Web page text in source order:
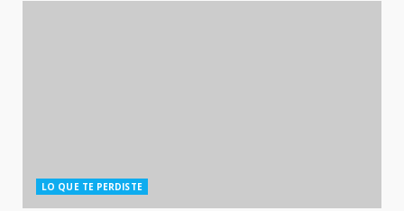
LO QUE TE PERDISTE